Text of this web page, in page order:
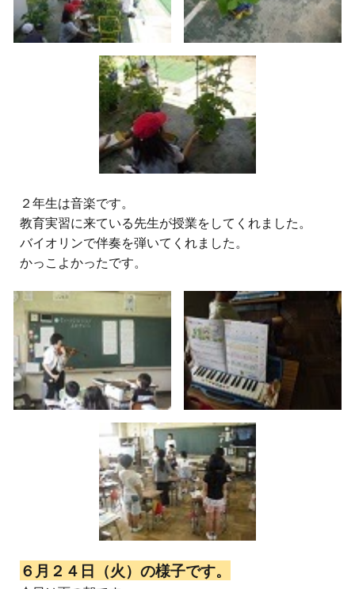
２年生は音楽です。
教育実習に来ている先生が授業をしてくれました。
バイオリンで伴奏を弾いてくれました。
かっこよかったです。
６月２４日（火）の様子です。